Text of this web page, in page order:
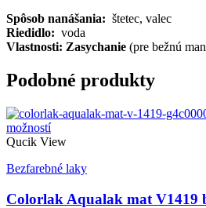
Spôsob nanášania: štetec, valec
Riedidlo: voda
Vlastnosti: Zasychanie (pre bežnú
Podobné produkty
možností
Qucik View
Bezfarebné laky
Colorlak Aqualak mat V1419